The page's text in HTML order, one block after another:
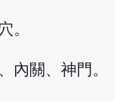
。
內關、神門。